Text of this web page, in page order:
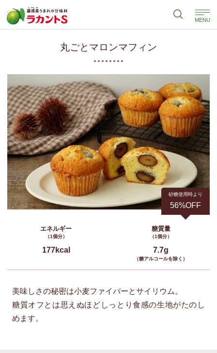
MENU
丸ごとマロンマフィン
砂糖使用時より
56%OFF
エネルギー
（1個分）
177kcal
糖質量
（1個分）
7.7g
（糖アルコールを除く）
美味しさの秘密は小麦ファイバーとサイリウム。
糖質オフとは思えぬほどしっとり食感の生地がたのし
めます。